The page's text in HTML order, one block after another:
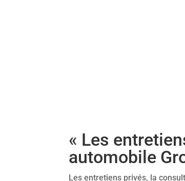
« Les
automobile
Les entretiens privés, la